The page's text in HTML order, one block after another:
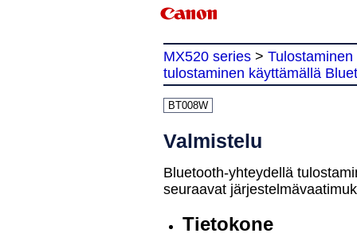
MX520 series > Tulostaminen
tulostaminen käyttämällä
BT008W
Valmistelu
Bluetooth-yhteydellä
seuraavat
Tietokone